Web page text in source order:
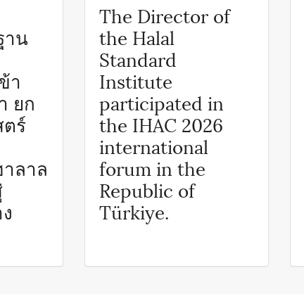
น
า
ยก
ร์
ลาล
The Director of
the Halal
Standard
Institute
participated in
the IHAC 2026
international
forum in the
Republic of
Türkiye.